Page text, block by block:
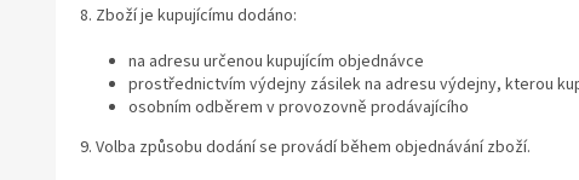
8. Zboží je kupujícímu dodáno:
na adresu určenou kupujícím objednávce
prostřednictvím výdejny zásilek na adresu výdejny, kterou
osobním odběrem v provozovně prodávajícího
9. Volba způsobu dodání se provádí během objednávání zboží.